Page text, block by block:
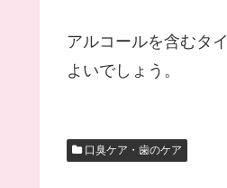
アルコールを含むタ
よいでしょう。
口臭ケア・歯のケア